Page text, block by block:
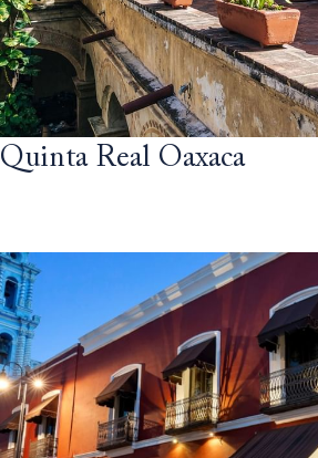
Quinta Real Oaxaca